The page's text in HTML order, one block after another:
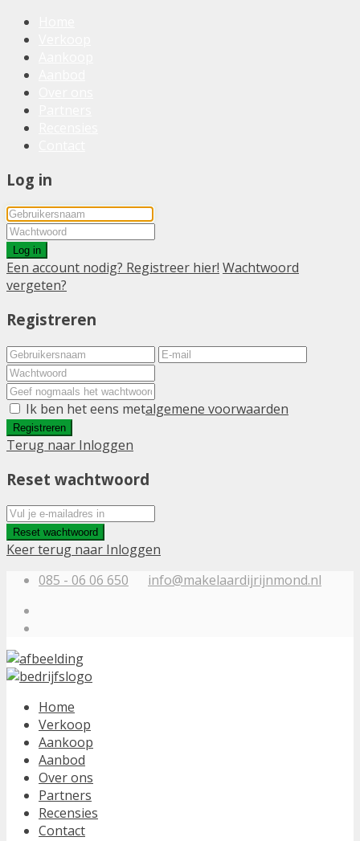
Log in
Log in
Een account nodig? Registreer hier! Wachtwoord
vergeten?
Registreren
Ik ben het eens metalgemene voorwaarden
Registreren
Terug naar Inloggen
Reset wachtwoord
Reset wachtwoord
Keer terug naar Inloggen
085 - 06 06 650
info@makelaardijrijnmond.nl
Home
Verkoop
Aankoop
Aanbod
Over ons
Partners
Recensies
Contact